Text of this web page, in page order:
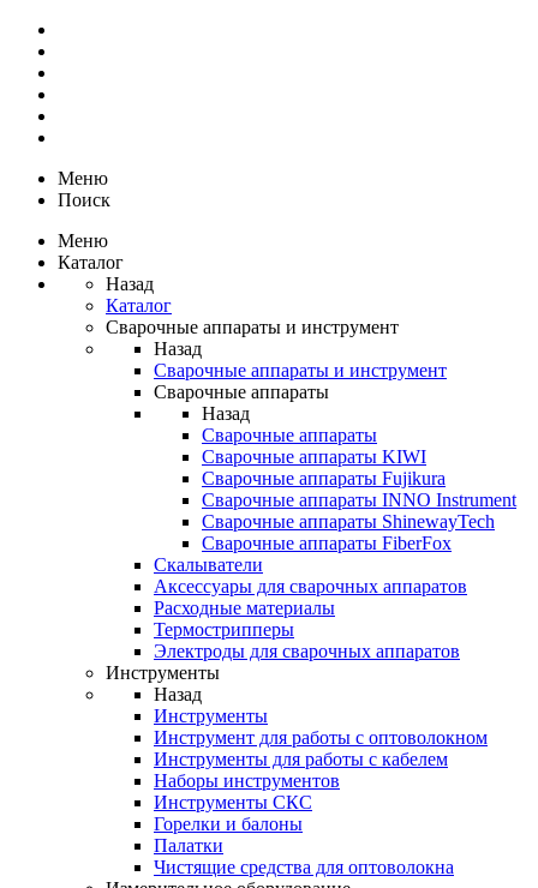
Меню
Поиск
Меню
Каталог
Назад
Каталог
Сварочные аппараты и инструмент
Назад
Сварочные аппараты и инструмент
Сварочные аппараты
Назад
Сварочные аппараты
Сварочные аппараты KIWI
Сварочные аппараты Fujikura
Сварочные аппараты INNO Instrument
Сварочные аппараты ShinewayTech
Cварочные аппараты FiberFox
Скалыватели
Аксессуары для сварочных аппаратов
Расходные материалы
Термострипперы
Электроды для сварочных аппаратов
Инструменты
Назад
Инструменты
Инструмент для работы с оптоволокном
Инструменты для работы с кабелем
Наборы инструментов
Инструменты СКС
Горелки и балоны
Палатки
Чистящие средства для оптоволокна